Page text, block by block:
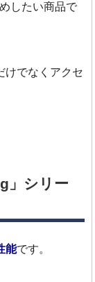
したい商品で
けでなくアクセ
」シリー
能です。